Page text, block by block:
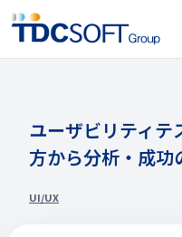
採用
IR情報
ユーザビリティテ
方から分析・成
UI/UX